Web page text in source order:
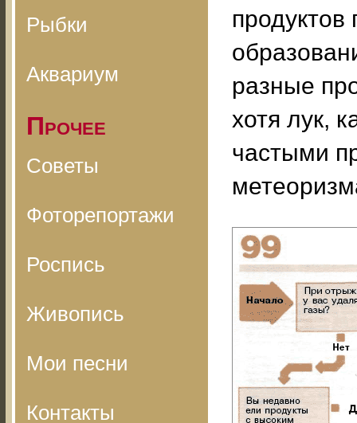
Рыбки
Аквариум
Прочее
Советы
Фоторепортажи
Роспись
Живопись
Мои песни
Контакты
разные
хотя лук,
частыми